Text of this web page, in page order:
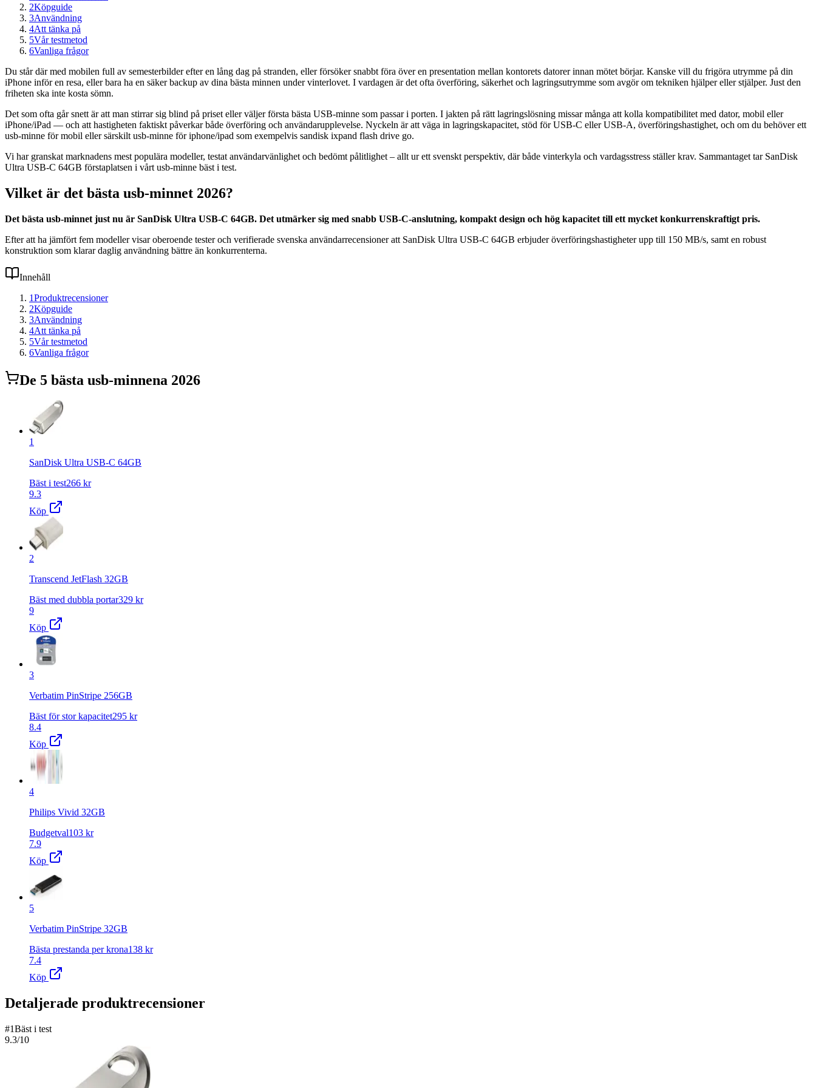
2Köpguide
3Användning
4Att tänka på
5Vår testmetod
6Vanliga frågor
Du står där med mobilen full av semesterbilder efter en lång dag på stranden, eller försöker snabbt föra över en presentation mellan kontorets datorer innan mötet börjar. Kanske vill du frigöra utrymme på din
iPhone inför en resa, eller bara ha en säker backup av dina bästa minnen under vinterlovet. I vardagen är det ofta överföring, säkerhet och lagringsutrymme som avgör om tekniken hjälper eller stjälper. Just den
friheten ska inte kosta sömn.
Det som ofta går snett är att man stirrar sig blind på priset eller väljer första bästa USB-minne som passar i porten. I jakten på rätt lagringslösning missar många att kolla kompatibilitet med dator, mobil eller
iPhone/iPad — och att hastigheten faktiskt påverkar både överföring och användarupplevelse. Nyckeln är att väga in lagringskapacitet, stöd för USB-C eller USB-A, överföringshastighet, och om du behöver ett
usb-minne för mobil eller särskilt usb-minne för iphone/ipad som exempelvis sandisk ixpand flash drive go.
Vi har granskat marknadens mest populära modeller, testat användarvänlighet och bedömt pålitlighet – allt ur ett svenskt perspektiv, där både vinterkyla och vardagsstress ställer krav. Sammantaget tar SanDisk
Ultra USB-C 64GB förstaplatsen i vårt usb-minne bäst i test.
Vilket är det bästa usb-minnet 2026?
Det bästa usb-minnet just nu är SanDisk Ultra USB-C 64GB. Det utmärker sig med snabb USB-C-anslutning, kompakt design och hög kapacitet till ett mycket konkurrenskraftigt pris.
Efter att ha jämfört fem modeller visar oberoende tester och verifierade svenska användarrecensioner att SanDisk Ultra USB-C 64GB erbjuder överföringshastigheter upp till 150 MB/s, samt en robust
konstruktion som klarar daglig användning bättre än konkurrenterna.
Innehåll
1Produktrecensioner
2Köpguide
3Användning
4Att tänka på
5Vår testmetod
6Vanliga frågor
De 5 bästa usb-minnena 2026
1
SanDisk Ultra USB-C 64GB
Bäst i test266 kr
9.3
Köp
2
Transcend JetFlash 32GB
Bäst med dubbla portar329 kr
9
Köp
3
Verbatim PinStripe 256GB
Bäst för stor kapacitet295 kr
8.4
Köp
4
Philips Vivid 32GB
Budgetval103 kr
7.9
Köp
5
Verbatim PinStripe 32GB
Bästa prestanda per krona138 kr
7.4
Köp
Detaljerade produktrecensioner
#1Bäst i test
9.3/10